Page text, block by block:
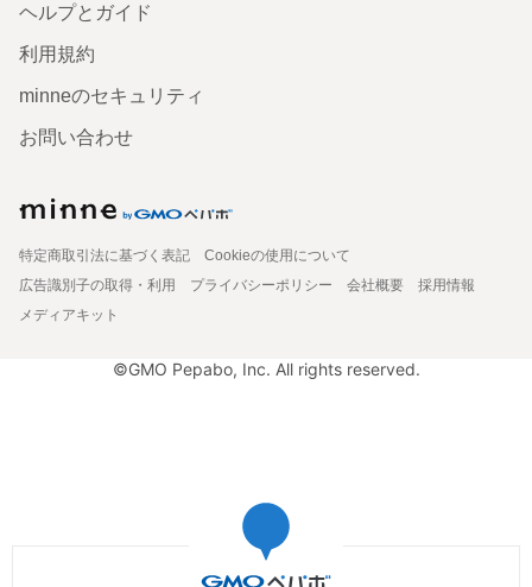
ヘルプとガイド
利用規約
minneのセキュリティ
お問い合わせ
特定商取引法に基づく表記
Cookieの使用について
広告識別子の取得・利用
プライバシーポリシー 会社概要
採用情報
メディアキット
©GMO Pepabo, Inc. All rights reserved.